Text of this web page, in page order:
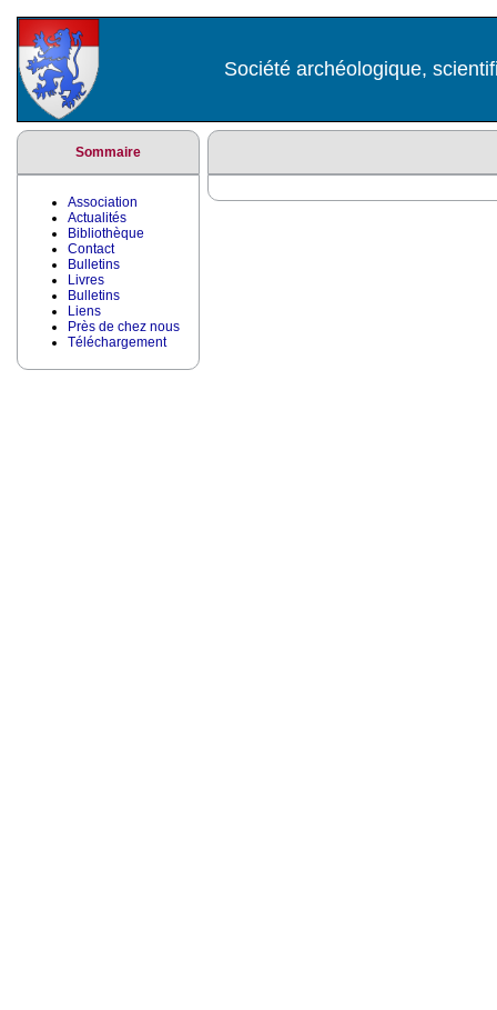
Société archéologique,
Sommaire
Association
Actualités
Bibliothèque
Contact
Bulletins
Livres
Bulletins
Liens
Près de chez nous
Téléchargement